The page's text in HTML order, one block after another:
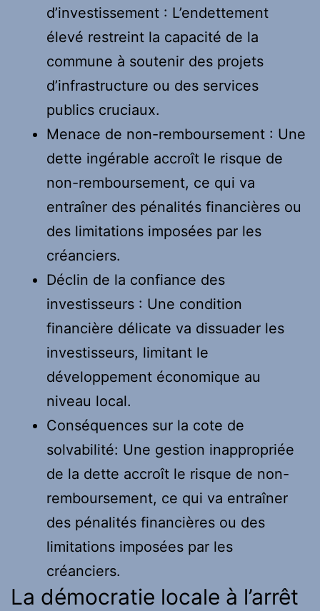
d’investissement : L’endettement
élevé restreint la capacité de la
commune à soutenir des projets
d’infrastructure ou des services
publics cruciaux.
Menace de non-remboursement : Une
dette ingérable accroît le risque de
non-remboursement, ce qui va
entraîner des pénalités financières ou
des limitations imposées par les
créanciers.
Déclin de la confiance des
investisseurs : Une condition
financière délicate va dissuader les
investisseurs, limitant le
développement économique au
niveau local.
Conséquences sur la cote de
solvabilité: Une gestion inappropriée
de la dette accroît le risque de non-
remboursement, ce qui va entraîner
des pénalités financières ou des
limitations imposées par les
créanciers.
La démocratie locale à l’arrêt